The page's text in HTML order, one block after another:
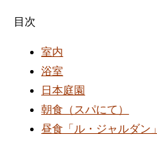
目次
室内
浴室
日本庭園
朝食（スパにて）
昼食「ル・ジャルダン」